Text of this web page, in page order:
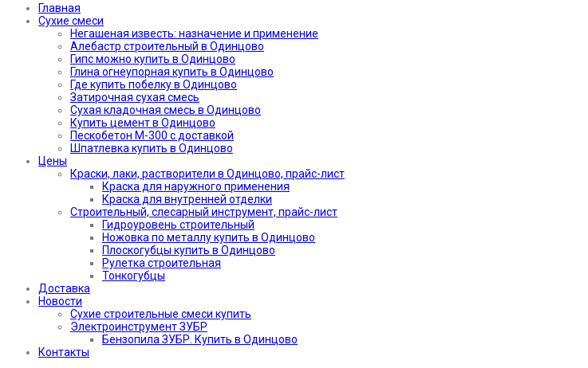
Главная
Сухие смеси
Негашеная известь: назначение и применение
Алебастр строительный в Одинцово
Гипс можно купить в Одинцово
Глина огнеупорная купить в Одинцово
Где купить побелку в Одинцово
Затирочная сухая смесь
Сухая кладочная смесь в Одинцово
Купить цемент в Одинцово
Пескобетон М-300 с доставкой
Шпатлевка купить в Одинцово
Цены
Краски, лаки, растворители в Одинцово, прайс-лист
Краска для наружного применения
Краска для внутренней отделки
Строительный, слесарный инструмент, прайс-лист
Гидроуровень строительный
Ножовка по металлу купить в Одинцово
Плоскогубцы купить в Одинцово
Рулетка строительная
Тонкогубцы
Доставка
Новости
Сухие строительные смеси купить
Электроинструмент ЗУБР
Бензопила ЗУБР. Купить в Одинцово
Контакты